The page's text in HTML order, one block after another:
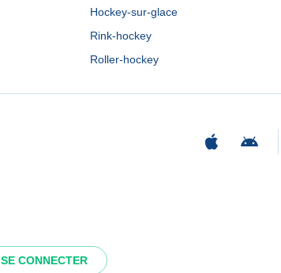
SE CONNECTER
Hockey-sur-glace
Rink-hockey
Roller-hockey